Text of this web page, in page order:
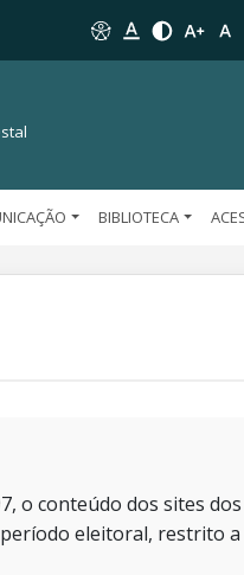
BIBLIOTECA
o conteúdo dos sites
eleitoral, restrito a